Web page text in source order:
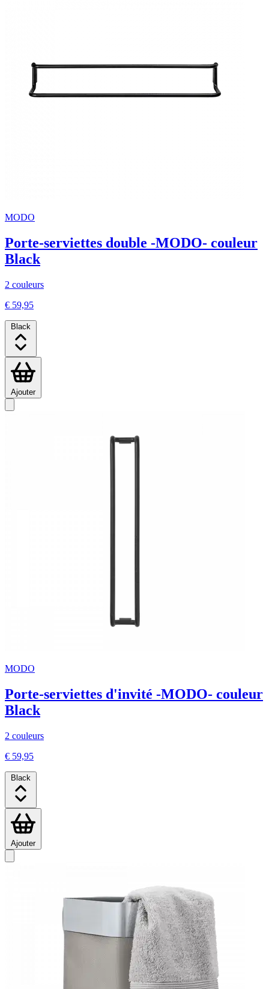
MODO
Porte-serviettes double -MODO- couleur
Black
2 couleurs
€ 59,95
Black
Ajouter
MODO
Porte-serviettes d'invité -MODO- couleur
Black
2 couleurs
€ 59,95
Black
Ajouter